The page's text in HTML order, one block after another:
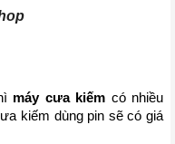
máy cưa kiếm có nhiều
kiếm dùng pin sẽ có giá